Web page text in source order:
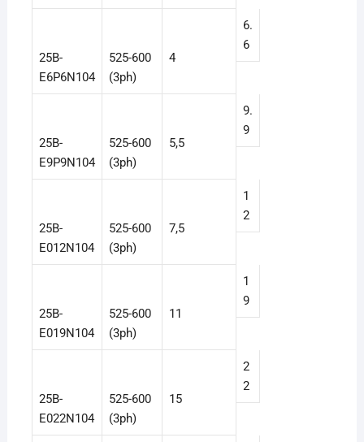
25B-
E6P6N104
525-600
(3ph)
4
6.
6
25B-
E9P9N104
525-600
(3ph)
5,5
9.
9
25B-
E012N104
525-600
(3ph)
7,5
1
2
25B-
E019N104
525-600
(3ph)
11
1
9
25B-
E022N104
525-600
(3ph)
15
2
2